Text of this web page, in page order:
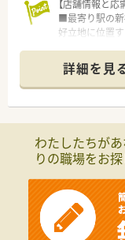
【店舗情報と応
■最寄り駅の新
好立地に位置
の処方箋を応
■常時2名体制
名が在籍して
■全国で130店
も運営する地
■年間15件以上
や既存薬局の
ます。
■自社運営の
あらゆる種類
ます。
詳細を見
わたしたちが
りの職場をお探